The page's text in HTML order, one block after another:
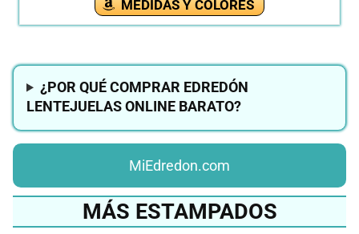
MEDIDAS Y COLORES
¿POR QUÉ COMPRAR EDREDÓN
LENTEJUELAS ONLINE BARATO?
MiEdredon.com
MÁS ESTAMPADOS